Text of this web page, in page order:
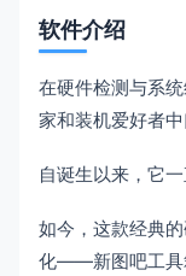
软件介绍
在硬件检测与系
家和装机爱好者中
自诞生以来，它
如今，这款经典
化——新图吧工具